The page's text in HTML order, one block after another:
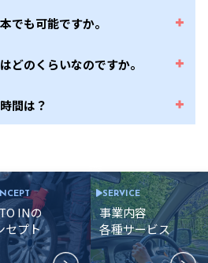
でも可能ですか。
どのくらいなのですか。
間は？
INの
セプト
SERVICE
事業内容
各種サービス